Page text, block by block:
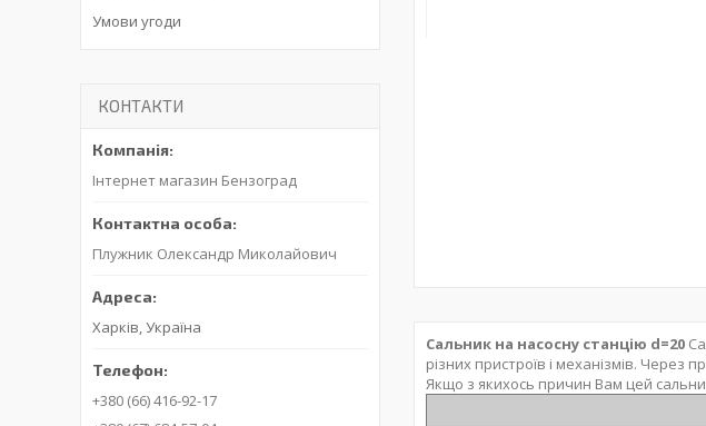
Сальник на насосну станцію d=20
різних пристроїв і механізмів. Через
Якщо з якихось причин Вам цей
Умови угоди
КОНТАКТИ
Інтернет магазин Бензоград
Плужник Олександр Миколайович
Харків, Україна
+380 (66) 416-92-17